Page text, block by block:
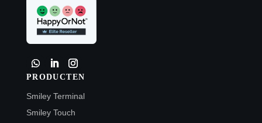
PRODUCTEN
Smiley Terminal
Smiley Touch